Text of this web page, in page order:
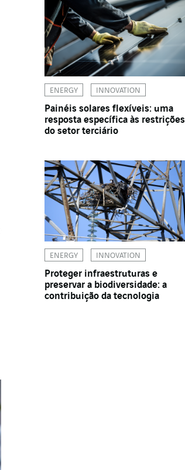
ENERGY INNOVATION
Painéis solares flexíveis: uma
resposta específica às restrições
do setor terciário
ENERGY INNOVATION
Proteger infraestruturas e
preservar a biodiversidade: a
contribuição da tecnologia